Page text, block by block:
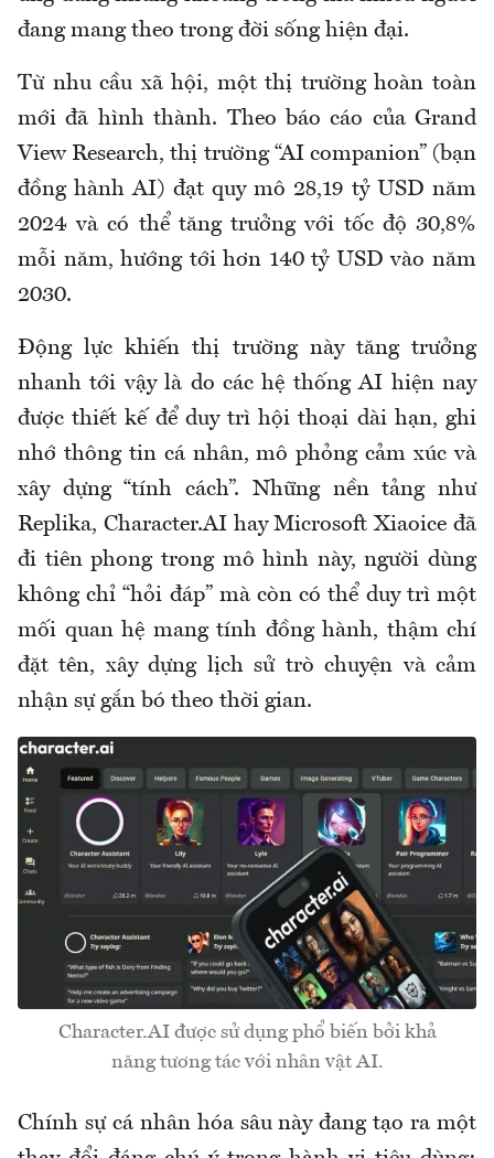
đang mang theo trong đời sống hiện đại.
Từ nhu cầu xã hội, một thị trường hoàn toàn
mới đã hình thành. Theo báo cáo của Grand
View Research, thị trường “AI companion” (bạn
đồng hành AI) đạt quy mô 28,19 tỷ USD năm
2024 và có thể tăng trưởng với tốc độ 30,8%
mỗi năm, hướng tới hơn 140 tỷ USD vào năm
2030.
Động lực khiến thị trường này tăng trưởng
nhanh tới vậy là do các hệ thống AI hiện nay
được thiết kế để duy trì hội thoại dài hạn, ghi
nhớ thông tin cá nhân, mô phỏng cảm xúc và
xây dựng “tính cách”. Những nền tảng như
Replika, Character.AI hay Microsoft Xiaoice đã
đi tiên phong trong mô hình này, người dùng
không chỉ “hỏi đáp” mà còn có thể duy trì một
mối quan hệ mang tính đồng hành, thậm chí
đặt tên, xây dựng lịch sử trò chuyện và cảm
nhận sự gắn bó theo thời gian.
Character.AI được sử dụng phổ biến bởi khả
năng tương tác với nhân vật AI.
Chính sự cá nhân hóa sâu này đang tạo ra một